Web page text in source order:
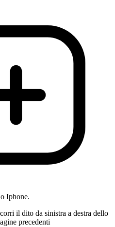
Iphone.
il dito da sinistra a destra dello
precedenti